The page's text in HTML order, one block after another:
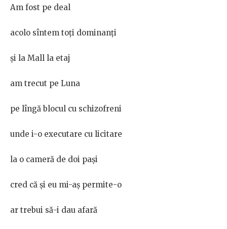
Am fost pe deal
acolo sîntem toți dominanți
și la Mall la etaj
am trecut pe Luna
pe lîngă blocul cu schizofreni
unde i-o executare cu licitare
la o cameră de doi pași
cred că și eu mi-aș permite-o
ar trebui să-i dau afară